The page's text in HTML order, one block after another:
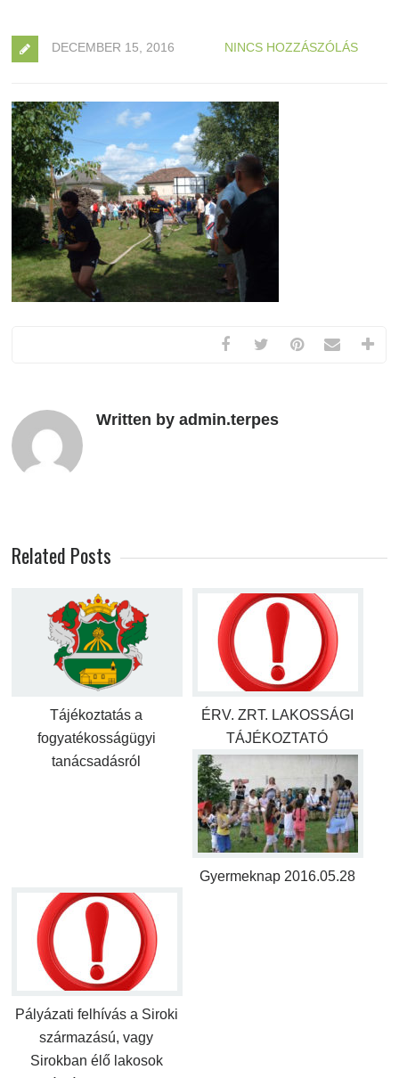
DECEMBER 15, 2016 NINCS HOZZÁSZÓLÁS
Written by admin.terpes
Related Posts
Tájékoztatás a
fogyatékosságügyi
tanácsadásról
ÉRV. ZRT. LAKOSSÁGI
TÁJÉKOZTATÓ
Gyermeknap 2016.05.28
Pályázati felhívás a Siroki
származású, vagy
Sirokban élő lakosok